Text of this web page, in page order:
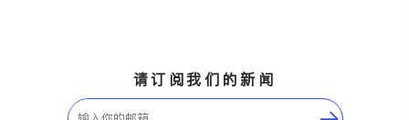
请订阅我们的新闻